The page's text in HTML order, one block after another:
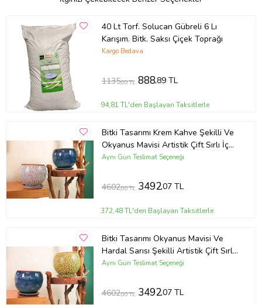
uygundur
Doğal, ham, toprak, natürel, katkısız, malzemelerden üretilmiştir.
Ürünler tamamen el yapımıdır.
Aynı ürünün farklı renk ve modellerini alabilirsiniz.
Yine aynı tarz ürünün farklı modelleri de mevcuttur. Mağazamızdan
inceleyebilirsiniz.
Ürün Kodu: kcm52445528
40 Lt Torf. Solucan Gübreli 6 Lı
Karışım. Bitk. Saksı Çiçek Toprağı
Kargo Bedava
1135,00 TL 888,89 TL
94,81 TL'den Başlayan Taksitlerle
Bitki Tasarımı Krem Kahve Şekilli Ve
Okyanus Mavisi Artistik Çift Sırlı İç
Ve Dış Mekan Kullanımlı Tabaklı
Salon Çiçeklik İkili Set
Aynı Gün Teslimat Seçeneği
4602,00 TL 3492,07 TL
372,48 TL'den Başlayan Taksitlerle
Bitki Tasarımı Okyanus Mavisi Ve
Hardal Sarısı Şekilli Artistik Çift Sırlı
İç Ve Dış Mekan Kullanımlı Tabaklı
Salon Çiçeklik İkili Set
Aynı Gün Teslimat Seçeneği
4602,00 TL 3492,07 TL